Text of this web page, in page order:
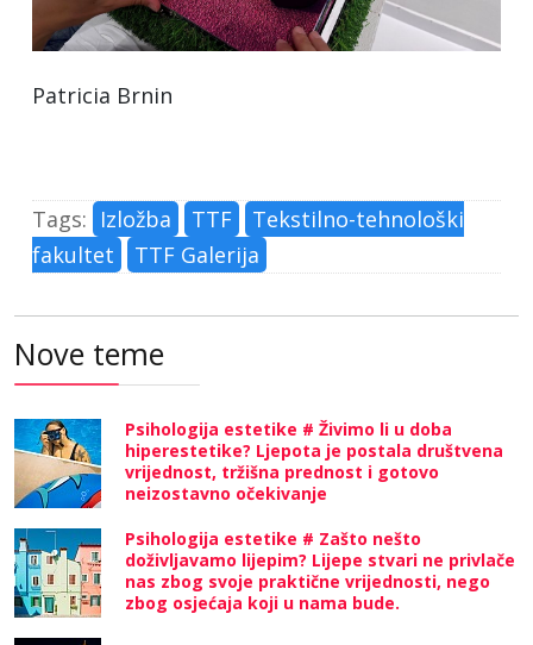
Patricia Brnin
Tags: Izložba TTF
Tekstilno-tehnološki
fakultet
TTF Galerija
Nove teme
Psihologija estetike # Živimo li u doba
hiperestetike? Ljepota je postala društvena
vrijednost, tržišna prednost i gotovo
neizostavno očekivanje
Psihologija estetike # Zašto nešto
doživljavamo lijepim? Lijepe stvari ne privlače
nas zbog svoje praktične vrijednosti, nego
zbog osjećaja koji u nama bude.